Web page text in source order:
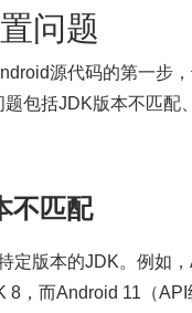
问题
源代码的第一步
题包括JDK版本不匹配
不匹配
定版本的JDK。例如，
8，而Android 11（